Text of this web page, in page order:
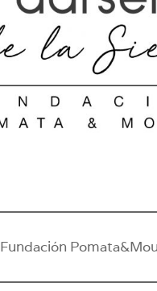
Fundación